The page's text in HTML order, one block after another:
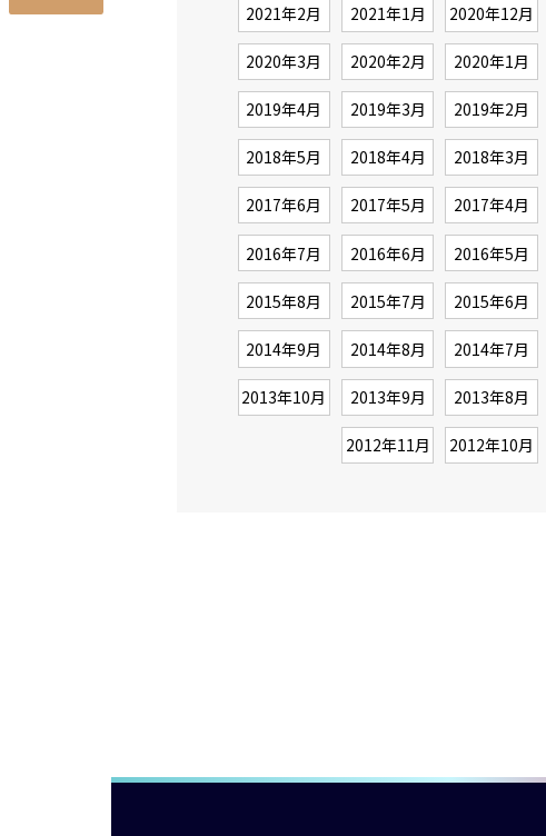
2021年2月 2021年1月 2020年12月
2020年3月 2020年2月 2020年1月
2019年4月 2019年3月 2019年2月
2018年5月 2018年4月 2018年3月
2017年6月 2017年5月 2017年4月
2016年7月 2016年6月 2016年5月
2015年8月 2015年7月 2015年6月
2014年9月 2014年8月 2014年7月
2013年10月 2013年9月 2013年8月
2012年11月 2012年10月